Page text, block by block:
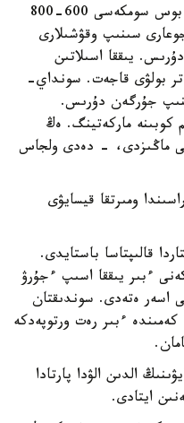
- باستاۋىش سىنىپ وقۋشىلارىنىڭ بوس سومكەسى 600-800
سىنىپ وقۋشىلارى
يىققا اسىلاتىن
5-6 سانتيمەتر بولۋى قاجەت. سونداي-
جۇرگەن دۇرىس.
كوبىنە ماركەتينگ. ەڭ
ماڭىزدى، - دەدى ولجاس
ومىرتقا قيسايۋى
قالىپتاسا باستايدى.
ءبىر يىققا اسىپ ءجۇرۋ
اسەر ەتەدى. سوندىقتان
كەمىندە ءبىر رەت ورتوپەدكە
الدىن الۋدا پارتادا
ايتادى.